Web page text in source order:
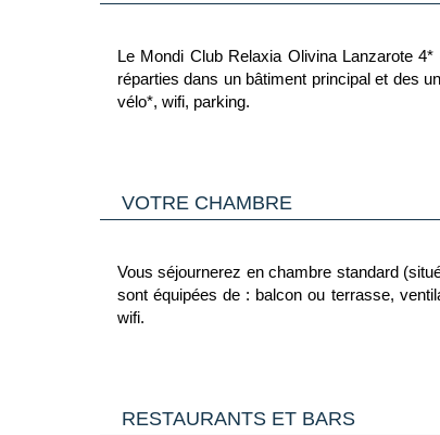
Le Mondi Club Relaxia Olivina Lanzarote
réparties dans un bâtiment principal et des
vélo*, wifi, parking.
L'art de vivre en toute sérénité.
Privilégiez la détente et la tranquillité dans
parfaitement adaptée à la destination. Une
VOTRE CHAMBRE
Vous séjournerez en chambre standard
sont équipées de : balcon ou terrasse,
wifi.
Dans le cadre d'une chambre à usage triple
RESTAURANTS ET BARS